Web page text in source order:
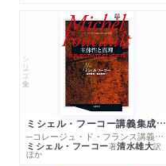
シリーズ・全集
ミシェル・フーコー講義集成１０ 主体性と真理
─コレージュ・ド・フランス講義１９８０－１９８１年度
ミシェル・フーコー著清水雄大訳
ほか